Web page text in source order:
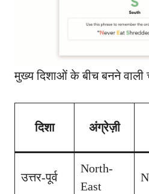
मुख्य दिशाओं के बीच बनने वाली
दिशा अंग्रेज़ी
उत्तर-पूर्व
North-
East